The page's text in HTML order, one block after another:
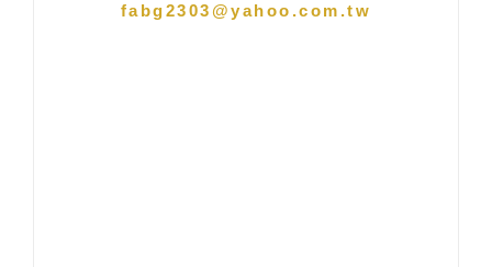
fabg2303@yahoo.com.tw